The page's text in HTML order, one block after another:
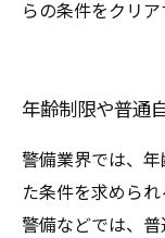
らの条件をクリア
年齢制限や普通
警備業界では、
た条件を求めら
警備などでは、